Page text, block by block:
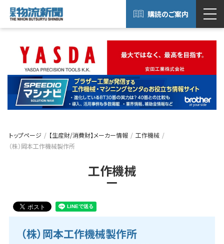
購読のご案内
トップページ 【生産財/消費財】メーカー情報
工作機械
（株）岡本工作機械製作所
工作機械
（株）岡本工作機械製作所